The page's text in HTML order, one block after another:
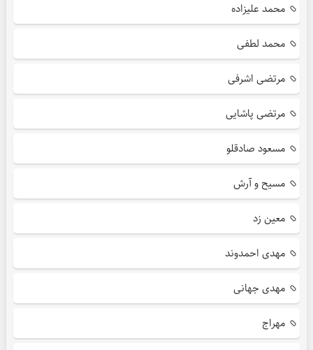
محمد علیزاده
محمد لطفی
مرتضی اشرفی
مرتضی پاشایی
مسعود صادقلو
مسیح و آرش
معین زد
مهدی احمدوند
مهدی جهانی
مهراج